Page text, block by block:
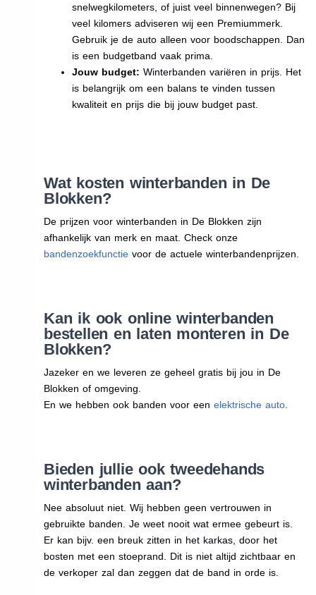
snelwegkilometers, of juist veel binnenwegen? Bij
veel kilomers adviseren wij een Premiummerk.
Gebruik je de auto alleen voor boodschappen. Dan
is een budgetband vaak prima.
Jouw budget: Winterbanden variëren in prijs. Het
is belangrijk om een balans te vinden tussen
kwaliteit en prijs die bij jouw budget past.
Wat kosten winterbanden in De
Blokken?
De prijzen voor winterbanden in De Blokken zijn
afhankelijk van merk en maat. Check onze
bandenzoekfunctievoor de actuele winterbandenprijzen.
Kan ik ook online winterbanden
bestellen en laten monteren in De
Blokken?
Jazeker en we leveren ze geheel gratis bij jou in De
Blokken of omgeving.
En we hebben ook banden voor een elektrische auto.
Bieden jullie ook tweedehands
winterbanden aan?
Nee absoluut niet. Wij hebben geen vertrouwen in
gebruikte banden. Je weet nooit wat ermee gebeurt is.
Er kan bijv. een breuk zitten in het karkas, door het
bosten met een stoeprand. Dit is niet altijd zichtbaar en
de verkoper zal dan zeggen dat de band in orde is.